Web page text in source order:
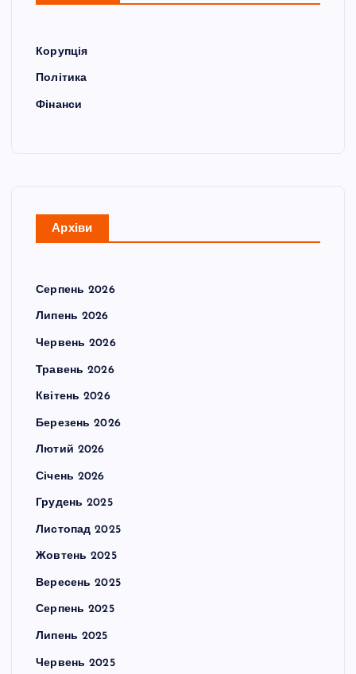
Корупція
Політика
Фінанси
Архіви
Серпень 2026
Липень 2026
Червень 2026
Травень 2026
Квітень 2026
Березень 2026
Лютий 2026
Січень 2026
Грудень 2025
Листопад 2025
Жовтень 2025
Вересень 2025
Серпень 2025
Липень 2025
Червень 2025